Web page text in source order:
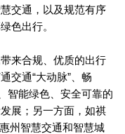
交通，以及规范有序
色出行。
来合规、优质的出行
交通“大动脉”、畅
智能绿色、安全可靠的
展；另一方面，如祺
州智慧交通和智慧城